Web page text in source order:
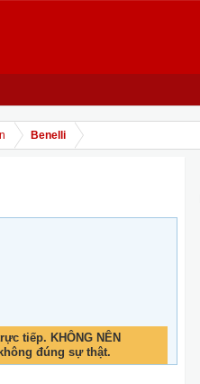
Benelli
tiếp. KHÔNG NÊN
đúng sự thật.